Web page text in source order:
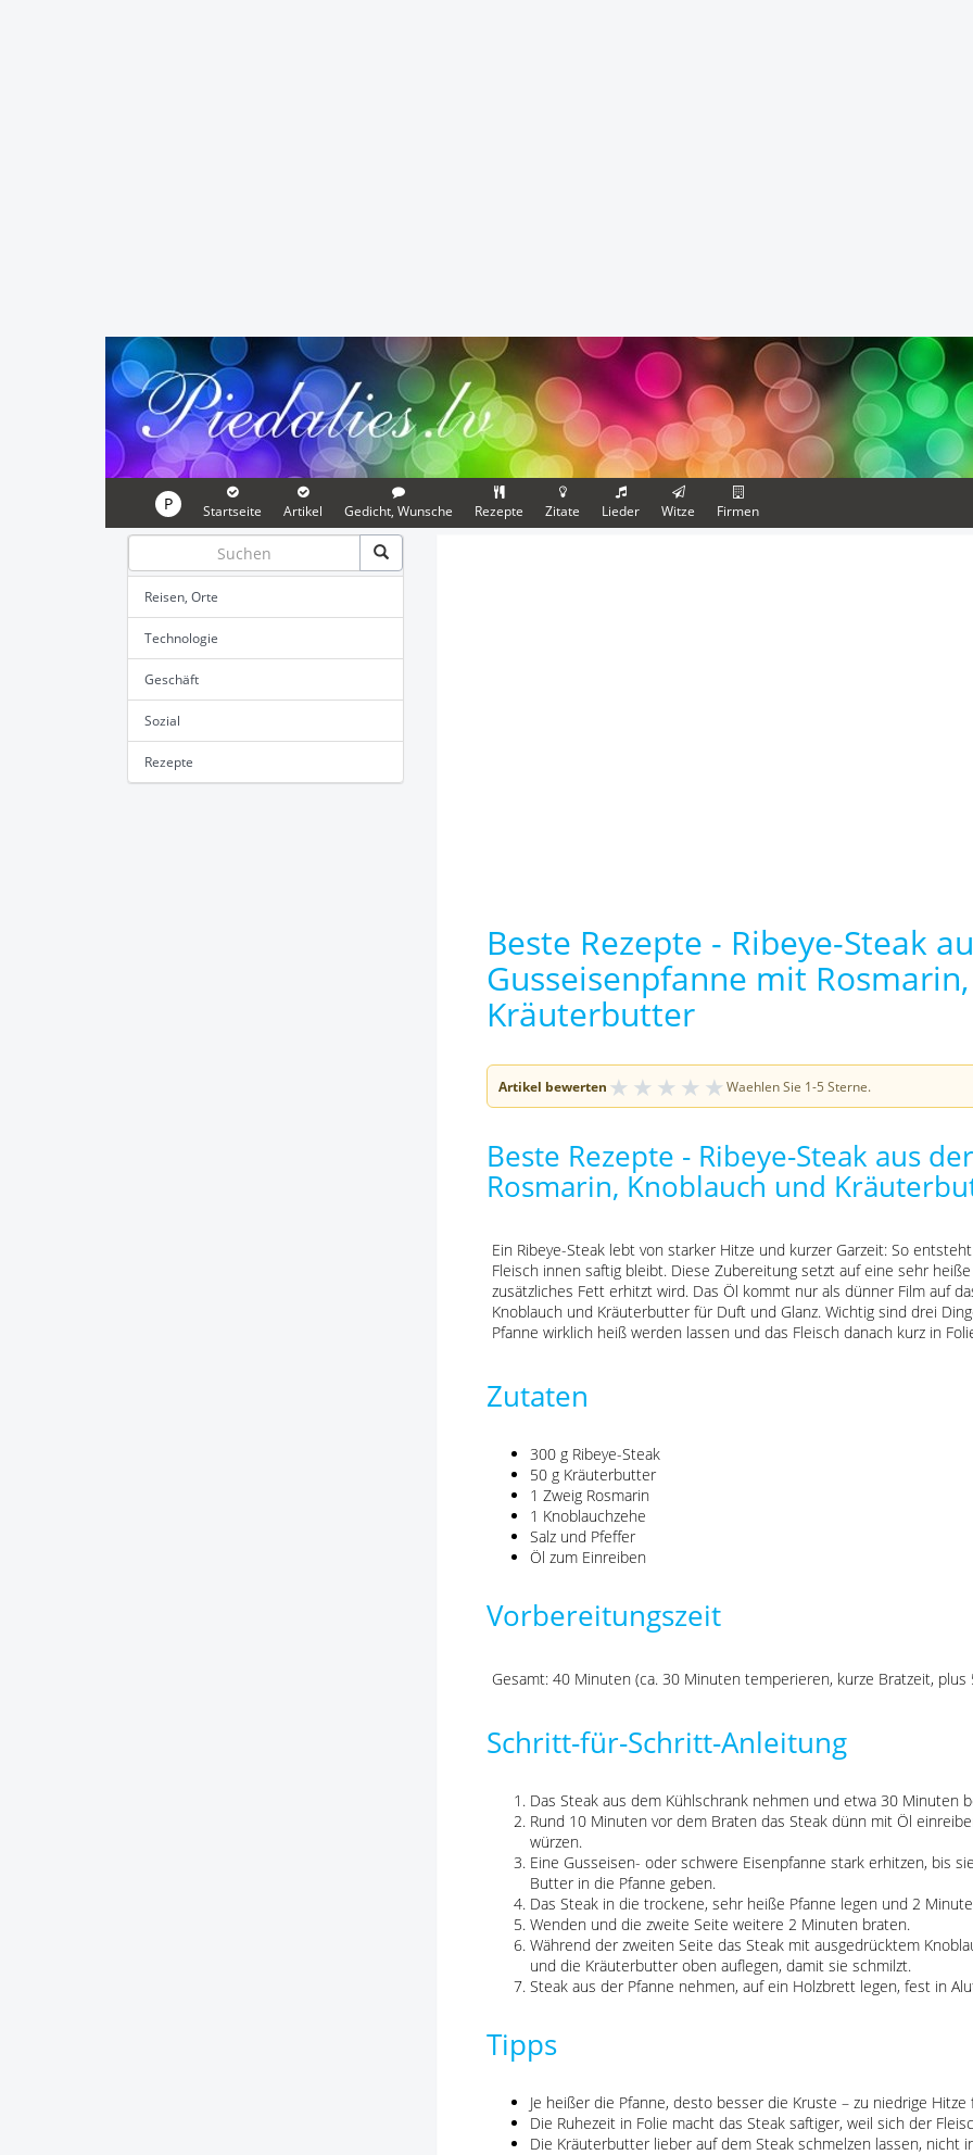
P Startseite Artikel Gedicht, Wunsche Rezepte Zitate Lieder Witze Firmen
Reisen, Orte
Technologie
Geschäft
Sozial
Rezepte
Beste Rezepte - Ribeye-Steak
Gusseisenpfanne mit
Kräuterbutter
Artikel bewerten ★ ★ ★ ★ ★ Waehlen Sie 1-5 Sterne.
Beste Rezepte - Ribeye-Steak aus
Rosmarin, Knoblauch und
Ein Ribeye-Steak lebt von starker Hitze und kurzer Garzeit: So
Fleisch innen saftig bleibt. Diese Zubereitung setzt auf eine sehr
zusätzliches Fett erhitzt wird. Das Öl kommt nur als dünner Film auf
Knoblauch und Kräuterbutter für Duft und Glanz. Wichtig sind drei
Pfanne wirklich heiß werden lassen und das Fleisch danach kurz in
Zutaten
300 g Ribeye-Steak
50 g Kräuterbutter
1 Zweig Rosmarin
1 Knoblauchzehe
Salz und Pfeffer
Öl zum Einreiben
Vorbereitungszeit
Gesamt: 40 Minuten (ca. 30 Minuten temperieren, kurze Bratzeit, plus
Schritt-für-Schritt-Anleitung
Das Steak aus dem Kühlschrank nehmen und etwa 30 Minuten
Rund 10 Minuten vor dem Braten das Steak dünn mit Öl
würzen.
Eine Gusseisen- oder schwere Eisenpfanne stark erhitzen, bis
Butter in die Pfanne geben.
Das Steak in die trockene, sehr heiße Pfanne legen und 2
Wenden und die zweite Seite weitere 2 Minuten braten.
Während der zweiten Seite das Steak mit ausgedrücktem
und die Kräuterbutter oben auflegen, damit sie schmilzt.
Steak aus der Pfanne nehmen, auf ein Holzbrett legen, fest in
Tipps
Je heißer die Pfanne, desto besser die Kruste – zu niedrige
Die Ruhezeit in Folie macht das Steak saftiger, weil sich der
Die Kräuterbutter lieber auf dem Steak schmelzen lassen, nicht